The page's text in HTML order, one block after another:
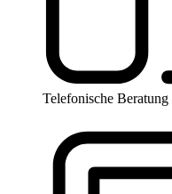
Telefonische Beratung